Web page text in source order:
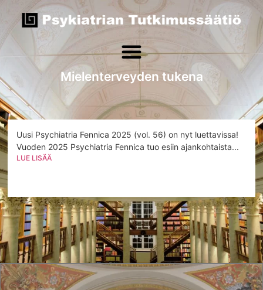
Mielenterveyden tukena
Uusi Psychiatria Fennica 2025 (vol. 56) on nyt luettavissa!
Vuoden 2025 Psychiatria Fennica tuo esiin ajankohtaista...
LUE LISÄÄ